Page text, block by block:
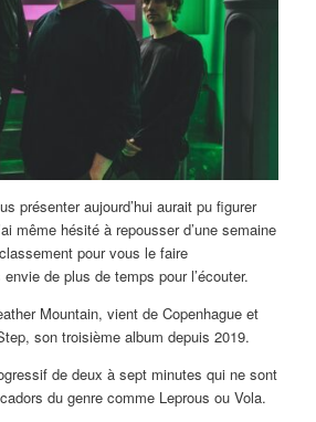
présenter aujourd’hui aurait pu figurer
même hésité à repousser d’une semaine
pour vous le faire
de plus de temps pour l’écouter.
Mountain, vient de Copenhague et
son troisième album depuis 2019.
de deux à sept minutes qui ne sont
du genre comme Leprous ou Vola.